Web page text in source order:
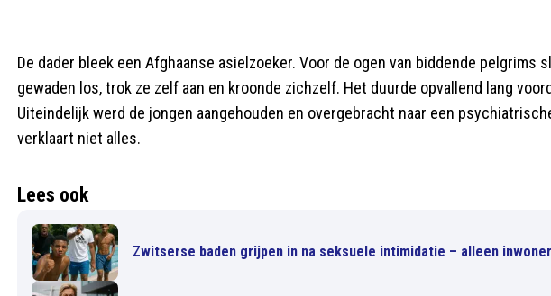
De dader bleek een Afghaanse asielzoeker. Voor de ogen van biddende pelgrims
gewaden los, trok ze zelf aan en kroonde zichzelf. Het duurde opvallend lang
Uiteindelijk werd de jongen aangehouden en overgebracht naar een
verklaart niet alles.
Lees ook
Zwitserse baden grijpen in na seksuele intimidatie – alleen